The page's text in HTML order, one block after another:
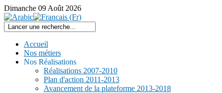
Dimanche 09 Août 2026
Accueil
Nos métiers
Nos Réalisations
Réalisations 2007-2010
Plan d'action 2011-2013
Avancement de la plateforme 2013-2018